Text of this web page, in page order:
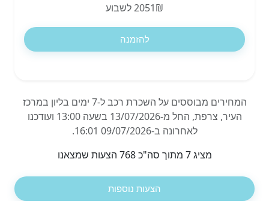
2051₪ לשבוע
להזמנה
המחירים מבוססים על השכרת רכב ל-7 ימים בליון במרכז
העיר, צרפת, החל מ-13/07/2026 בשעה 13:00 ועודכנו
לאחרונה ב-09/07/2026 16:01.
מציג 7 מתוך סה"כ 768 הצעות שמצאנו
הצעות נוספות